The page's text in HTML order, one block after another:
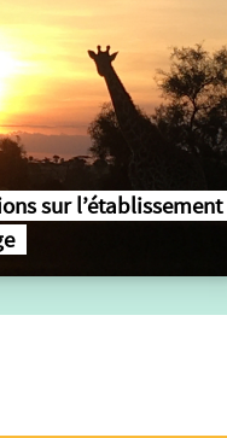
sur l’établissement